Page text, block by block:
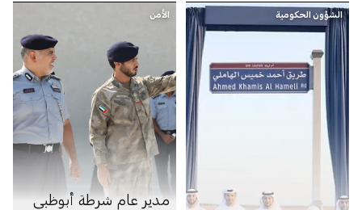
الشؤون الحكومية الأمن
مدير عام شرطة أبوظبي